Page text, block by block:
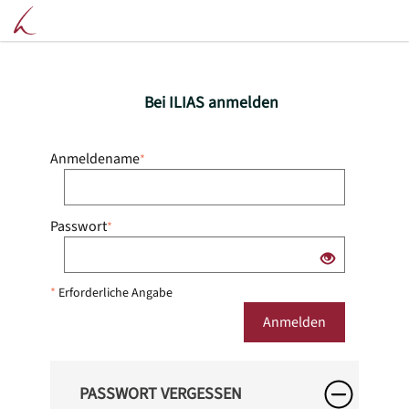
Bei ILIAS anmelden
Anmeldename*
Passwort*
* Erforderliche Angabe
Anmelden
PASSWORT VERGESSEN